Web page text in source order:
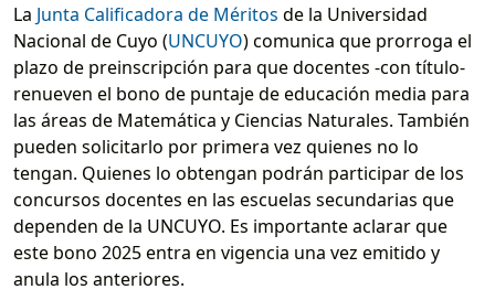
La Junta Calificadora de Méritos de la Universidad
Nacional de Cuyo (UNCUYO) comunica que prorroga el
plazo de preinscripción para que docentes -con título-
renueven el bono de puntaje de educación media para
las áreas de Matemática y Ciencias Naturales. También
pueden solicitarlo por primera vez quienes no lo
tengan. Quienes lo obtengan podrán participar de los
concursos docentes en las escuelas secundarias que
dependen de la UNCUYO. Es importante aclarar que
este bono 2025 entra en vigencia una vez emitido y
anula los anteriores.